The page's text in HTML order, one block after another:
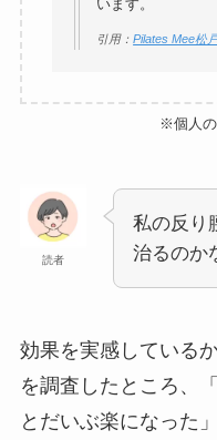
います。
引用：Pilates Mee松
※個人の
読者
私の反り
治るのか
効果を実感している
を調査したところ、
とだいぶ楽になった